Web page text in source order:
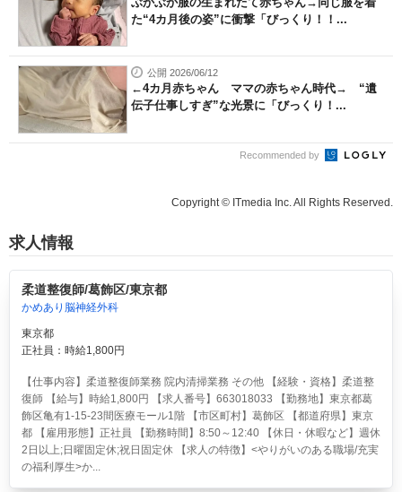
た“4カ月後の姿”に衝撃「びっくり！！...
公開 2026/06/12
←4カ月赤ちゃん ママの赤ちゃん時代→ “遺
伝子仕事しすぎ”な光景に「びっくり！...
Recommended by
Copyright © ITmedia Inc. All Rights Reserved.
求人情報
柔道整復師/葛飾区/東京都
かめあり脳神経外科
東京都
正社員：時給1,800円
【仕事内容】柔道整復師業務 院内清掃業務 その他 【経験・資格】柔道整
復師 【給与】時給1,800円 【求人番号】663018033 【勤務地】東京都葛
飾区亀有1-15-23間医療モール1階 【市区町村】葛飾区 【都道府県】東京
都 【雇用形態】正社員 【勤務時間】8:50～12:40 【休日・休暇など】週休
2日以上;日曜固定休;祝日固定休 【求人の特徴】<やりがいのある職場/充実
の福利厚生>か...